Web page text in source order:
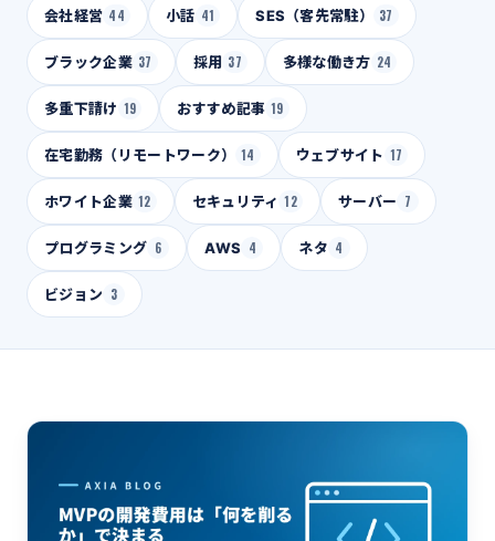
会社経営 44 小話 41 SES（客先常駐） 37
ブラック企業 37 採用 37 多様な働き方 24
多重下請け 19 おすすめ記事 19
在宅勤務（リモートワーク） 14 ウェブサイト 17
ホワイト企業 12 セキュリティ 12 サーバー 7
プログラミング 6 AWS 4 ネタ 4
ビジョン 3